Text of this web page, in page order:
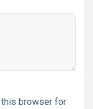
this browser for